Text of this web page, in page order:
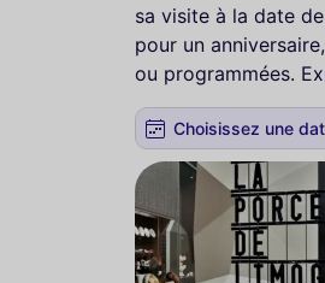
sa visite à la date
pour un
ou programmées.
Choisissez une